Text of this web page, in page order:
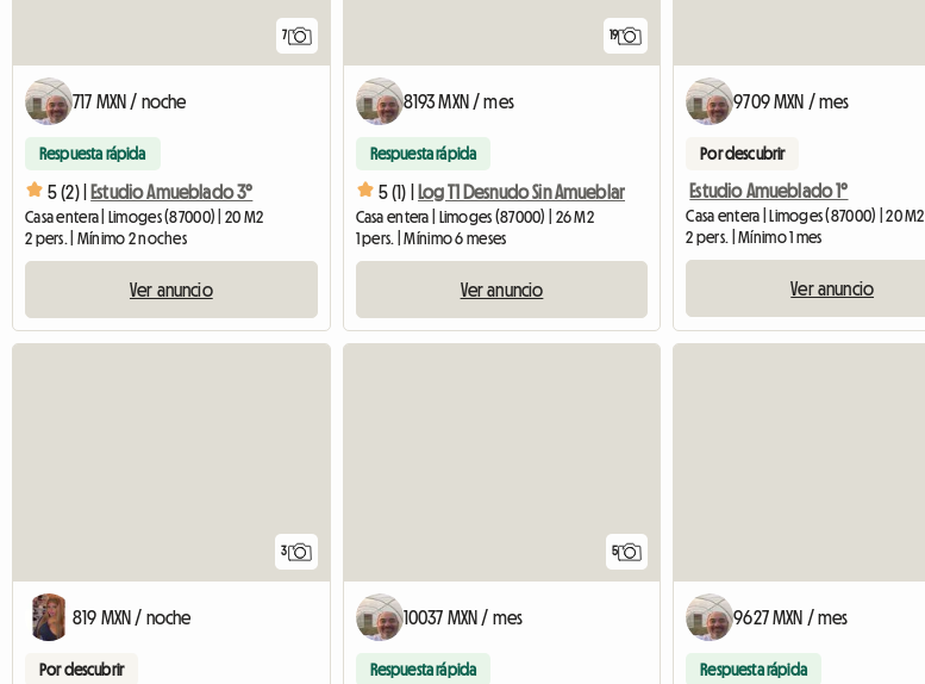
7
717 MXN / noche
Respuesta rápida
5 (2) | Estudio Amueblado 3°
Casa entera | Limoges (87000) | 20 M2
2 pers. | Mínimo 2 noches
Ver anuncio
19
8193 MXN / mes
Respuesta rápida
5 (1) | Log T1 Desnudo Sin Amueblar
Casa entera | Limoges (87000) | 26 M2
1 pers. | Mínimo 6 meses
Ver anuncio
9709 MXN / mes
Por descubrir
Estudio Amueblado 1°
Casa entera | Limoges (87000) | 20 M2
2 pers. | Mínimo 1 mes
Ver anuncio
3
819 MXN / noche
Por descubrir
5
10037 MXN / mes
Respuesta rápida
9627 MXN / mes
Respuesta rápida